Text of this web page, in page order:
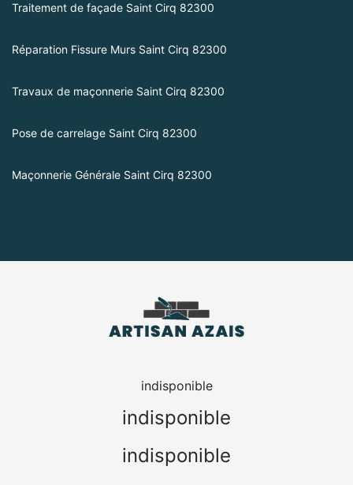
Traitement de façade Saint Cirq 82300
Réparation Fissure Murs Saint Cirq 82300
Travaux de maçonnerie Saint Cirq 82300
Pose de carrelage Saint Cirq 82300
Maçonnerie Générale Saint Cirq 82300
indisponible
indisponible
indisponible